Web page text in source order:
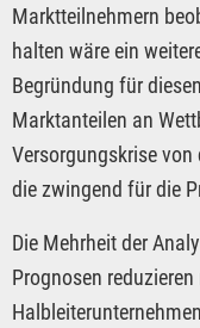
Marktteilnehmern
halten wäre ein
Begründung für
Marktanteilen an
Versorgungskrise
die zwingend für die
Die Mehrheit der
Prognosen